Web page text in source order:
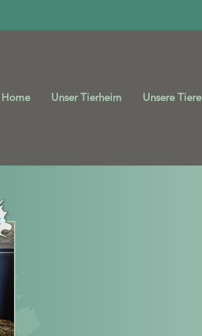
Home Unser Tierheim Unsere Tiere